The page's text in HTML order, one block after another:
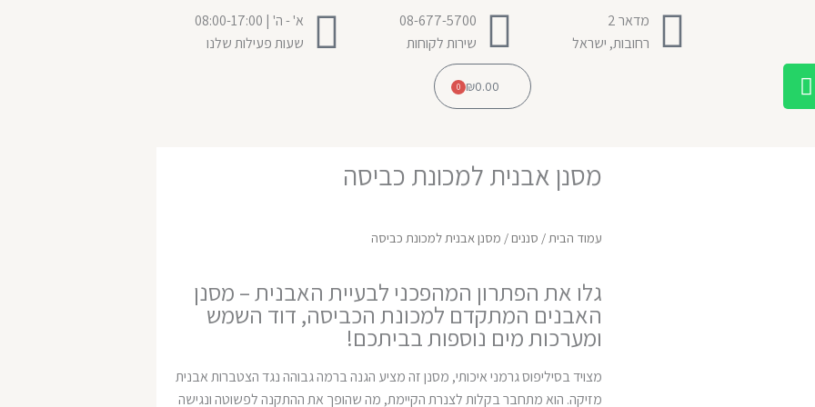
מדאר 2
רחובות, ישראל
08-677-5700
שירות לקוחות
א' - ה' | 08:00-17:00
שעות פעילות שלנו
W
h
a
₪0.00
0
עגלת
קניות
מסנן אבנית למכונת כביסה
עמוד הבית/ סננים / מסנן אבנית למכונת כביסה
גלו את הפתרון המהפכני לבעיית האבנית – מסנן
האבנים המתקדם למכונת הכביסה, דוד השמש
ומערכות מים נוספות בביתכם!
מצויד בסיליפוס גרמני איכותי, מסנן זה מציע הגנה ברמה גבוהה נגד הצטברות אבנית
מזיקה. הוא מתחבר בקלות לצנרת הקיימת, מה שהופך את ההתקנה לפשוטה ונגישה